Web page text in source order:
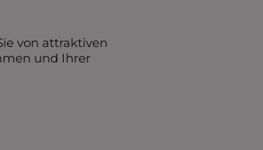
von attraktiven
und Ihrer